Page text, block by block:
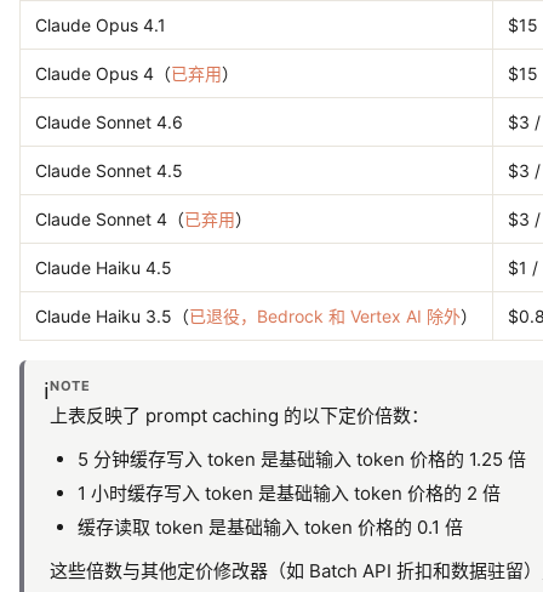
Claude Opus 4.1 $15
Claude Opus 4（已弃用） $15
Claude Sonnet 4.6 $3 /
Claude Sonnet 4.5 $3 /
Claude Sonnet 4（已弃用） $3 /
Claude Haiku 4.5 $1 /
Claude Haiku 3.5（已退役，Bedrock 和 Vertex AI 除外）
ℹ️NOTE
上表反映了 prompt caching 的以下定价倍数：
5 分钟缓存写入 token 是基础输入 token 价格的 1.25 倍
1 小时缓存写入 token 是基础输入 token 价格的 2 倍
缓存读取 token 是基础输入 token 价格的 0.1 倍
这些倍数与其他定价修改器（如 Batch API 折扣和数据驻留